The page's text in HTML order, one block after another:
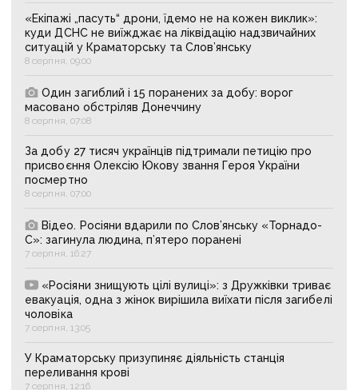
«Екіпажі „пасуть“ дрони, їдемо не на кожен виклик»:
куди ДСНС не виїжджає на ліквідацію надзвичайних
ситуацій у Краматорську та Слов’янську
8 серпня, 09:00
Один загиблий і 15 поранених за добу: ворог
масовано обстріляв Донеччину
8 серпня, 07:08
За добу 27 тисяч українців підтримали петицію про
присвоєння Олексію Юкову звання Героя України
посмертно
8 серпня, 07:00
Відео. Росіяни вдарили по Слов’янську «Торнадо-
С»: загинула людина, п’ятеро поранені
7 серпня, 16:27
«Росіяни знищують цілі вулиці»: з Дружківки триває
евакуація, одна з жінок вирішила виїхати після загибелі
чоловіка
7 серпня, 13:05
У Краматорську призупиняє діяльність станція
переливання крові
7 серпня, 12:16